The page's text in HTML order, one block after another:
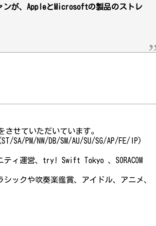
ンが、AppleとMicrosoftの製品のストレ
せていただいています。
SA/PM/NW/DB/SM/AU/SU/SG/AP/FE/IP)
ティ運営、try! Swift Tokyo 、SORACOM
ックや吹奏楽鑑賞、アイドル、アニメ、